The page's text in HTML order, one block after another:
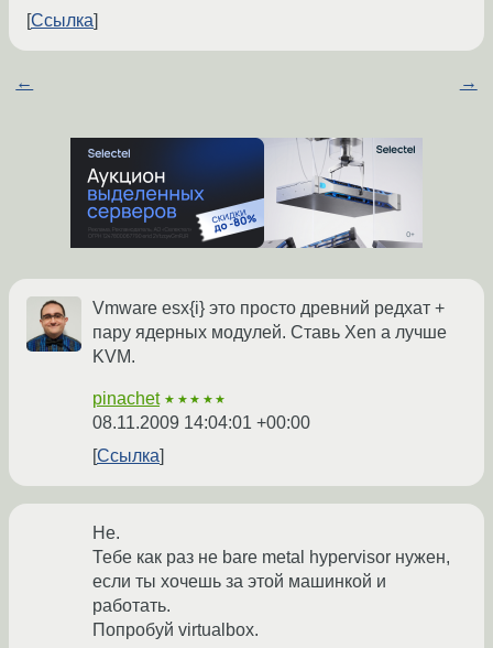
Ссылка
← →
Vmware esx{i} это просто древний редхат +
пару ядерных модулей. Ставь Xen а лучше
KVM.
pinachet ★★★★★
08.11.2009 14:04:01 +00:00
Ссылка
Не.
Тебе как раз не bare metal hypervisor нужен,
если ты хочешь за этой машинкой и
работать.
Попробуй virtualbox.